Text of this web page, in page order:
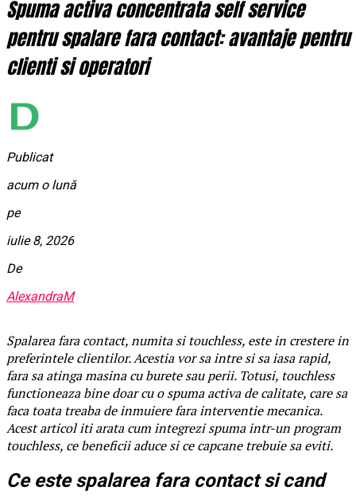
Spuma activa concentrata self service
pentru spalare fara contact: avantaje pentru
clienti si operatori
Publicat
acum o lună
pe
iulie 8, 2026
De
AlexandraM
Spalarea fara contact, numita si touchless, este in crestere in
preferintele clientilor. Acestia vor sa intre si sa iasa rapid,
fara sa atinga masina cu burete sau perii. Totusi, touchless
functioneaza bine doar cu o spuma activa de calitate, care sa
faca toata treaba de inmuiere fara interventie mecanica.
Acest articol iti arata cum integrezi spuma intr-un program
touchless, ce beneficii aduce si ce capcane trebuie sa eviti.
Ce este spalarea fara contact si cand